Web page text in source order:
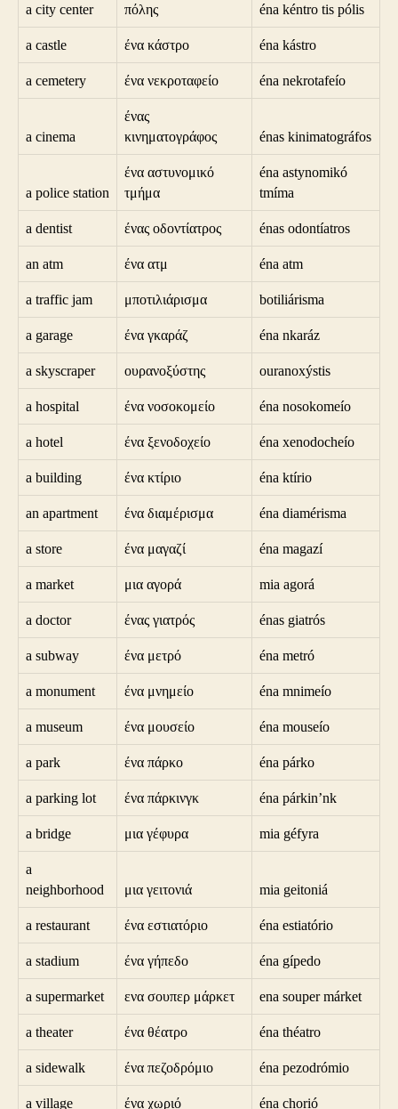
a city center
πόλης
éna kéntro tis pólis
a castle ένα κάστρο éna kástro
a cemetery ένα νεκροταφείο éna nekrotafeío
a cinema
ένας
κινηματογράφος
énas kinimatográfos
a police station
ένα αστυνομικό
τμήμα
éna astynomikó
tmíma
a dentist ένας οδοντίατρος énas odontíatros
an atm ένα ατμ éna atm
a traffic jam μποτιλιάρισμα botiliárisma
a garage ένα γκαράζ éna nkaráz
a skyscraper ουρανοξύστης ouranoxýstis
a hospital ένα νοσοκομείο éna nosokomeío
a hotel ένα ξενοδοχείο éna xenodocheío
a building ένα κτίριο éna ktírio
an apartment ένα διαμέρισμα éna diamérisma
a store ένα μαγαζί éna magazí
a market μια αγορά mia agorá
a doctor ένας γιατρός énas giatrós
a subway ένα μετρό éna metró
a monument ένα μνημείο éna mnimeío
a museum ένα μουσείο éna mouseío
a park ένα πάρκο éna párko
a parking lot ένα πάρκινγκ éna párkin’nk
a bridge μια γέφυρα mia géfyra
a
neighborhood
μια γειτονιά mia geitoniá
a restaurant ένα εστιατόριο éna estiatório
a stadium ένα γήπεδο éna gípedo
a supermarket ενα σουπερ μάρκετ ena souper márket
a theater ένα θέατρο éna théatro
a sidewalk ένα πεζοδρόμιο éna pezodrómio
a village ένα χωριό éna chorió